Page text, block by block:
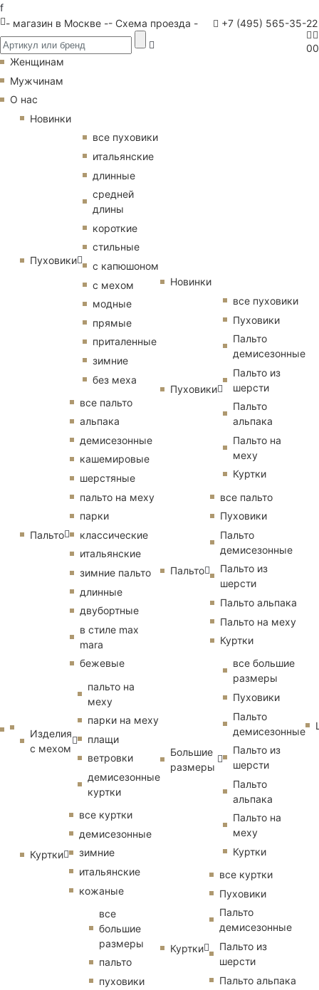
f
- магазин в Москве -- Схема проезда - +7 (495) 565-35-22
00
Женщинам
Мужчинам
О нас
Новинки
Пуховики
все пуховики
итальянские
длинные
средней
длины
короткие
стильные
с капюшоном
с мехом
модные
прямые
приталенные
зимние
без меха
Пальто
все пальто
альпака
демисезонные
кашемировые
шерстяные
пальто на меху
парки
классические
итальянские
зимние пальто
длинные
двубортные
в стиле max
mara
бежевые
Изделия
с мехом
пальто на
меху
парки на меху
плащи
ветровки
демисезонные
куртки
Куртки
все куртки
демисезонные
зимние
итальянские
кожаные
все
большие
размеры
пальто
пуховики
Новинки
Пуховики
все пуховики
Пуховики
Пальто
демисезонные
Пальто из
шерсти
Пальто
альпака
Пальто на
меху
Куртки
Пальто
все пальто
Пуховики
Пальто
демисезонные
Пальто из
шерсти
Пальто альпака
Пальто на меху
Куртки
Большие
размеры
все большие
размеры
Пуховики
Пальто
демисезонные
Пальто из
шерсти
Пальто
альпака
Пальто на
меху
Куртки
Куртки
все куртки
Пуховики
Пальто
демисезонные
Пальто из
шерсти
Пальто альпака